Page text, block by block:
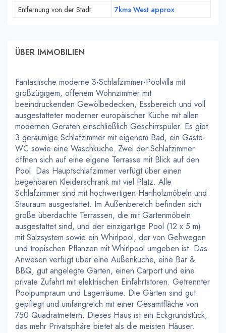
Entfernung von der Stadt
7kms West approx
ÜBER IMMOBILIEN
Fantastische moderne 3-Schlafzimmer-Poolvilla mit
großzügigem, offenem Wohnzimmer mit
beeindruckenden Gewölbedecken, Essbereich und voll
ausgestatteter moderner europäischer Küche mit allen
modernen Geräten einschließlich Geschirrspüler. Es gibt
3 geräumige Schlafzimmer mit eigenem Bad, ein Gäste-
WC sowie eine Waschküche. Zwei der Schlafzimmer
öffnen sich auf eine eigene Terrasse mit Blick auf den
Pool. Das Hauptschlafzimmer verfügt über einen
begehbaren Kleiderschrank mit viel Platz. Alle
Schlafzimmer sind mit hochwertigen Hartholzmöbeln und
Stauraum ausgestattet. Im Außenbereich befinden sich
große überdachte Terrassen, die mit Gartenmöbeln
ausgestattet sind, und der einzigartige Pool (12 x 5 m)
mit Salzsystem sowie ein Whirlpool, der von Gehwegen
und tropischen Pflanzen mit Whirlpool umgeben ist. Das
Anwesen verfügt über eine Außenküche, eine Bar &
BBQ, gut angelegte Gärten, einen Carport und eine
private Zufahrt mit elektrischen Einfahrtstoren. Getrennter
Poolpumpraum und Lagerräume. Die Gärten sind gut
gepflegt und umfangreich mit einer Gesamtfläche von
750 Quadratmetern. Dieses Haus ist ein Eckgrundstück,
das mehr Privatsphäre bietet als die meisten Häuser.